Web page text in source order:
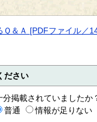
Ｑ＆Ａ [PDFファイル／
ださい
掲載されていましたか
普通
情報が足りない